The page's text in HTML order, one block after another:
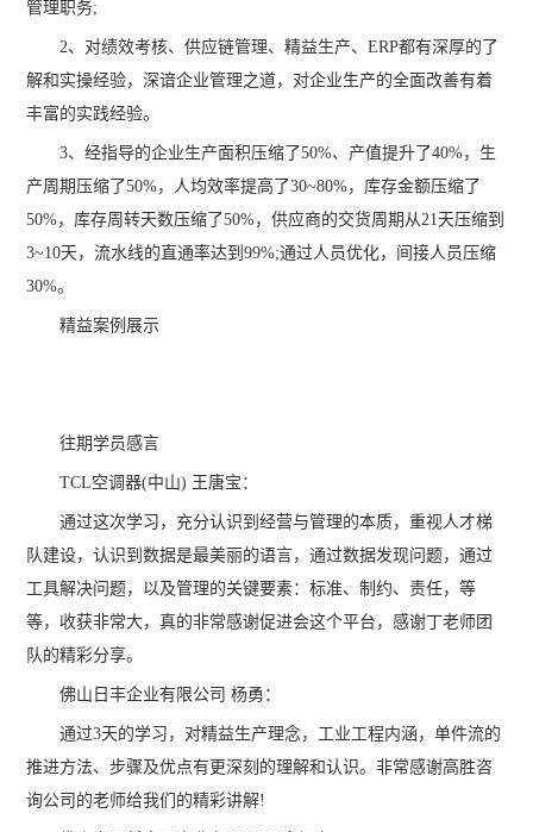
管理职务;
2、对绩效考核、供应链管理、精益生产、ERP都有深厚的了
解和实操经验，深谙企业管理之道，对企业生产的全面改善有着
丰富的实践经验。
3、经指导的企业生产面积压缩了50%、产值提升了40%，生
产周期压缩了50%，人均效率提高了30~80%，库存金额压缩了
50%，库存周转天数压缩了50%，供应商的交货周期从21天压缩到
3~10天，流水线的直通率达到99%;通过人员优化，间接人员压缩
30%。
精益案例展示
往期学员感言
TCL空调器(中山) 王唐宝：
通过这次学习，充分认识到经营与管理的本质，重视人才梯
队建设，认识到数据是最美丽的语言，通过数据发现问题，通过
工具解决问题，以及管理的关键要素：标准、制约、责任，等
等，收获非常大，真的非常感谢促进会这个平台，感谢丁老师团
队的精彩分享。
佛山日丰企业有限公司 杨勇：
通过3天的学习，对精益生产理念，工业工程内涵，单件流的
推进方法、步骤及优点有更深刻的理解和认识。非常感谢高胜咨
询公司的老师给我们的精彩讲解!